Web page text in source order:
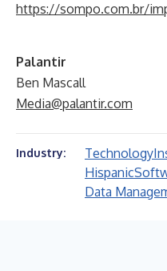
https://sompo.com.br/
Palantir
Ben Mascall
Media@palantir.com
Industry: Technology
Hispanic
Data